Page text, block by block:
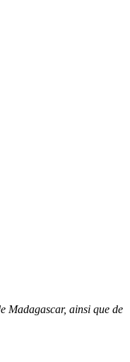
Madagascar, ainsi que de